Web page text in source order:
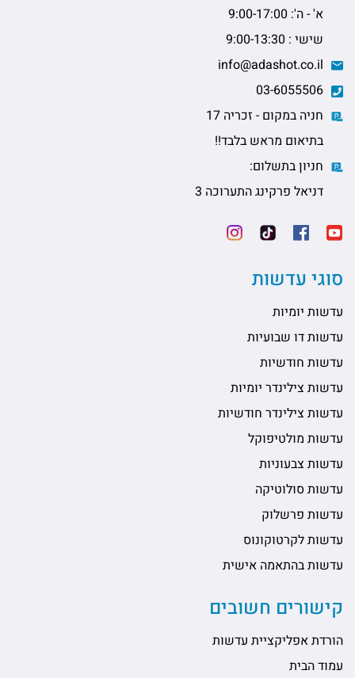
א' - ה': 9:00-17:00
שישי : 9:00-13:30
חניה במקום - זכריה 17
בתיאום מראש בלבד!!
חניון בתשלום:
דניאל פרקינג התערוכה 3
סוגי עדשות
עדשות יומיות
עדשות דו שבועיות
עדשות חודשיות
עדשות צילינדר יומיות
עדשות צילינדר חודשיות
עדשות מולטיפוקל
עדשות צבעוניות
עדשות סולוטיקה
עדשות פרשלוק
עדשות לקרטוקונוס
עדשות בהתאמה אישית
קישורים חשובים
הורדת אפליקציית עדשות
עמוד הבית